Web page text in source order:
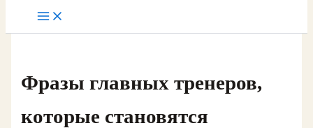
Фразы главных тренеров,
которые становятся